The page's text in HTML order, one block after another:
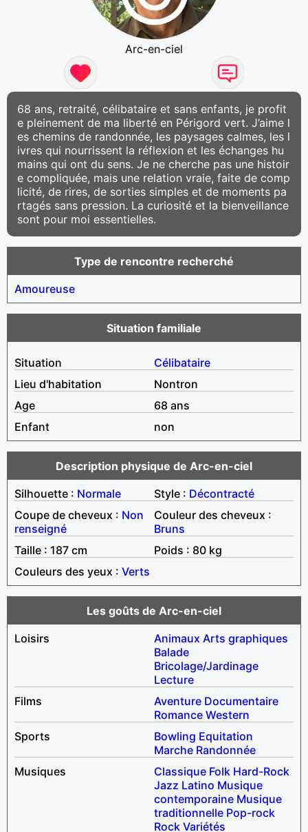
Arc-en-ciel
68 ans, retraité, célibataire et sans enfants, je profit
e pleinement de ma liberté en Périgord vert. J’aime l
es chemins de randonnée, les paysages calmes, les l
ivres qui nourrissent la réflexion et les échanges hu
mains qui ont du sens. Je ne cherche pas une histoir
e compliquée, mais une relation vraie, faite de comp
licité, de rires, de sorties simples et de moments pa
rtagés sans pression. La curiosité et la bienveillance
sont pour moi essentielles.
Type de rencontre recherché
Amoureuse
Situation familiale
Situation
Célibataire
Lieu d'habitation
Nontron
Age
68 ans
Enfant
non
Description physique de Arc-en-ciel
Silhouette : Normale Style : Décontracté
Coupe de cheveux : Non
renseigné
Couleur des cheveux :
Bruns
Taille : 187 cm
Poids : 80 kg
Couleurs des yeux : Verts
Les goûts de Arc-en-ciel
Loisirs
Animaux Arts graphiques
Balade
Bricolage/Jardinage
Lecture
Films
Aventure Documentaire
Romance Western
Sports
Bowling Equitation
Marche Randonnée
Musiques
Classique Folk Hard-Rock
Jazz Latino Musique
contemporaine Musique
traditionnelle Pop-rock
Rock Variétés